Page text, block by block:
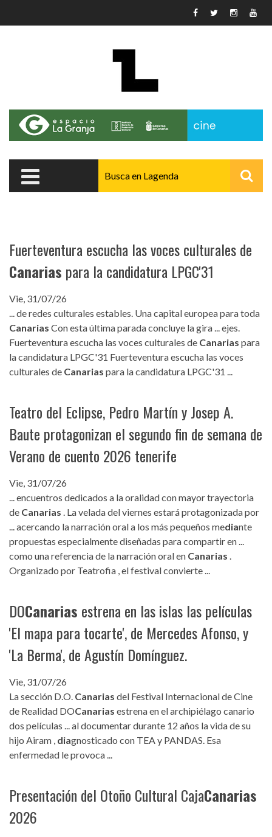
Fuerteventura escucha las voces culturales de
Canarias para la candidatura LPGC'31
Vie, 31/07/26
... de redes culturales estables. Una capital europea para toda
Canarias Con esta última parada concluye la gira ... ejes.
Fuerteventura escucha las voces culturales de Canarias para
la candidatura LPGC'31 Fuerteventura escucha las voces
culturales de Canarias para la candidatura LPGC'31 ...
Teatro del Eclipse, Pedro Martín y Josep A.
Baute protagonizan el segundo fin de semana de
Verano de cuento 2026 tenerife
Vie, 31/07/26
... encuentros dedicados a la oralidad con mayor trayectoria
de Canarias . La velada del viernes estará protagonizada por
... acercando la narración oral a los más pequeños mediante
propuestas especialmente diseñadas para compartir en ...
como una referencia de la narración oral en Canarias
Organizado por Teatrofia , el festival convierte ...
DOCanarias estrena en las islas las películas
'El mapa para tocarte', de Mercedes Afonso, y
'La Berma', de Agustín Domínguez.
Vie, 31/07/26
La sección D.O. Canarias del Festival Internacional de Cine
de Realidad DOCanarias estrena en el archipiélago canario
dos películas ... al documentar durante 12 años la vida de su
hijo Airam , diagnosticado con TEA y PANDAS. Esa
enfermedad le provoca ...
Presentación del Otoño Cultural CajaCanarias
2026